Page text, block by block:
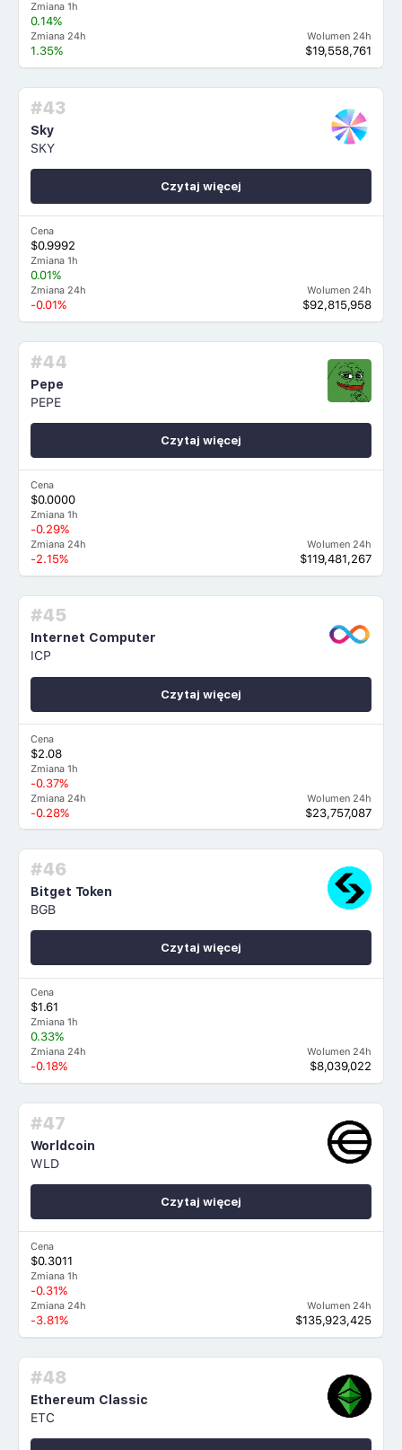
Zmiana 1h
0.14%
Zmiana 24h
1.35%
Wolumen 24h
$19,558,761
#43
Sky
SKY
Cena
$0.9992
Zmiana 1h
0.01%
Zmiana 24h
-0.01%
Wolumen 24h
$92,815,958
Czytaj więcej
#44
Pepe
PEPE
Cena
$0.0000
Zmiana 1h
-0.29%
Zmiana 24h
-2.15%
Wolumen 24h
$119,481,267
Czytaj więcej
#45
Internet Computer
ICP
Cena
$2.08
Zmiana 1h
-0.37%
Zmiana 24h
-0.28%
Wolumen 24h
$23,757,087
Czytaj więcej
#46
Bitget Token
BGB
Cena
$1.61
Zmiana 1h
0.33%
Zmiana 24h
-0.18%
Wolumen 24h
$8,039,022
Czytaj więcej
#47
Worldcoin
WLD
Cena
$0.3011
Zmiana 1h
-0.31%
Zmiana 24h
-3.81%
Wolumen 24h
$135,923,425
Czytaj więcej
#48
Ethereum Classic
ETC